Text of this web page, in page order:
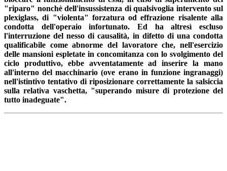
"riparo" nonchè dell'insussistenza di qualsivoglia intervento sul
plexiglass, di "violenta" forzatura od effrazione risalente alla
condotta dell'operaio infortunato. Ed ha altresì escluso
l'interruzione del nesso di causalità, in difetto di una condotta
qualificabile come abnorme del lavoratore che, nell'esercizio
delle mansioni espletate in concomitanza con lo svolgimento del
ciclo produttivo, ebbe avventatamente ad inserire la mano
all'interno del macchinario (ove erano in funzione ingranaggi)
nell'istintivo tentativo di riposizionare correttamente la salsiccia
sulla relativa vaschetta, "superando misure di protezione del
tutto inadeguate".